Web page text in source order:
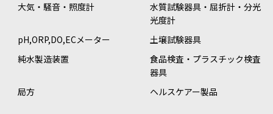
大気・騒音・照度計
水質試験器具・屈折計・分光
光度計
pH,ORP,DO,ECメーター
土壌試験器具
純水製造装置
食品検査・プラスチック検査
器具
局方
ヘルスケアー製品